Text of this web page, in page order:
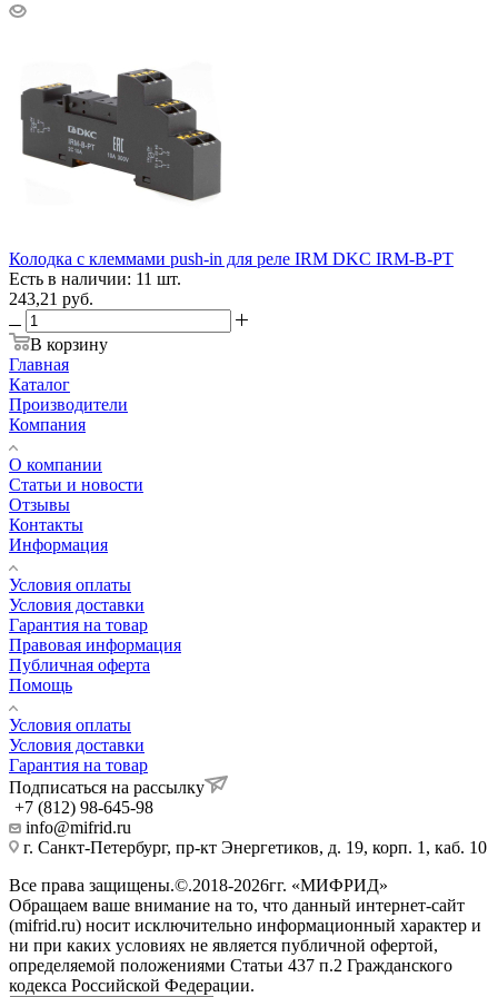
Колодка с клеммами push-in для реле IRM DKC IRM-B-PT
Есть в наличии: 11 шт.
243,21 руб.
В корзину
Главная
Каталог
Производители
Компания
О компании
Статьи и новости
Отзывы
Контакты
Информация
Условия оплаты
Условия доставки
Гарантия на товар
Правовая информация
Публичная оферта
Помощь
Условия оплаты
Условия доставки
Гарантия на товар
Подписаться на рассылку
+7 (812) 98-645-98
info@mifrid.ru
г. Санкт-Петербург, пр-кт Энергетиков, д. 19, корп. 1, каб. 10
Все права защищены.©.2018-2026гг. «МИФРИД»
Обращаем ваше внимание на то, что данный интернет-сайт
(mifrid.ru) носит исключительно информационный характер и
ни при каких условиях не является публичной офертой,
определяемой положениями Статьи 437 п.2 Гражданского
кодекса Российской Федерации.